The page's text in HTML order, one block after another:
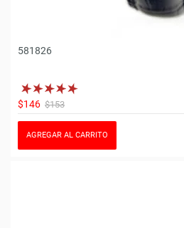
581826
$146 $153
AGREGAR AL CARRITO